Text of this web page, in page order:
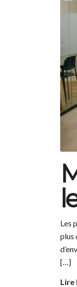
Les
plus
[…]
Lire